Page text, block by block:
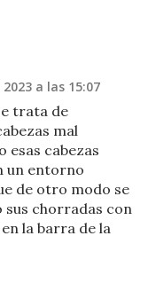
a las 15:07
trata de
mal
esas cabezas
un entorno
de otro modo se
sus chorradas con
la barra de la